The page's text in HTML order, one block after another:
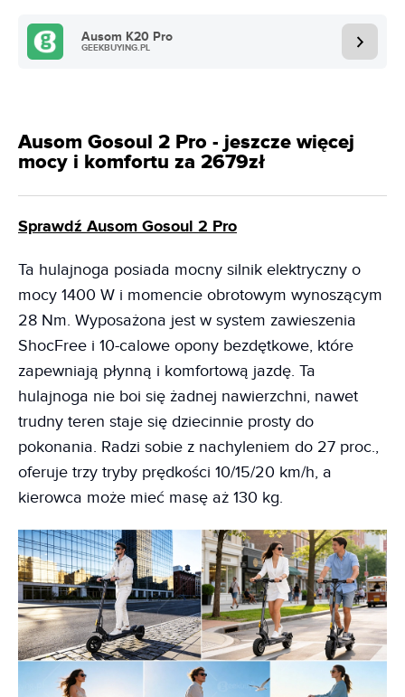
Ausom K20 Pro
GEEKBUYING.PL
Ausom Gosoul 2 Pro - jeszcze więcej
mocy i komfortu za 2679zł
Sprawdź Ausom Gosoul 2 Pro
Ta hulajnoga posiada mocny silnik elektryczny o
mocy 1400 W i momencie obrotowym wynoszącym
28 Nm. Wyposażona jest w system zawieszenia
ShocFree i 10-calowe opony bezdętkowe, które
zapewniają płynną i komfortową jazdę. Ta
hulajnoga nie boi się żadnej nawierzchni, nawet
trudny teren staje się dziecinnie prosty do
pokonania. Radzi sobie z nachyleniem do 27 proc.,
oferuje trzy tryby prędkości 10/15/20 km/h, a
kierowca może mieć masę aż 130 kg.